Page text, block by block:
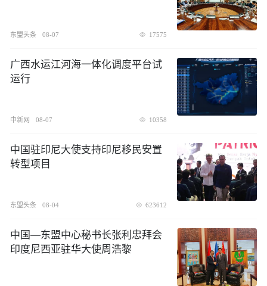
东盟头条 08-07 17575
广西水运江河海一体化调度平台试
运行
中新网 08-07 10358
中国驻印尼大使支持印尼移民安置
转型项目
东盟头条 08-04 623612
中国—东盟中心秘书长张利忠拜会
印度尼西亚驻华大使周浩黎